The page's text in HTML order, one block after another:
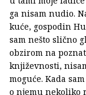
ga nisam nudio.
kuće, gospodin
sam nešto slično
obzirom na
književnosti,
moguće. Kada
o njemu nekoliko